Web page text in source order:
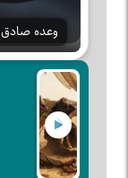
وعده صادق 4 - موشن